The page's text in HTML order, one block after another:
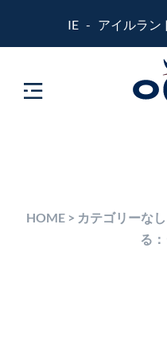
IE - アイルラン
HOME> カテゴリーなし
る